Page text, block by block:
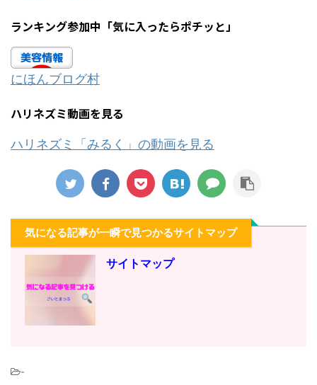
ランキング参加中「気に入ったらポチッと」
にほんブログ村
ハリネズミ動画を見る
ハリネズミ「みるく」の動画を見る
気になる記事が一瞬で見つかるサイトマップ
サイトマップ
-